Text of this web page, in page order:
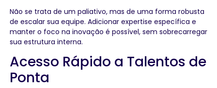
Não se trata de um paliativo, mas de uma forma robusta
de escalar sua equipe. Adicionar expertise específica e
manter o foco na inovação é possível, sem sobrecarregar
sua estrutura interna.
Acesso Rápido a Talentos de
Ponta